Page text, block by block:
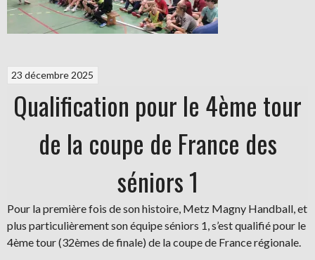
23 décembre 2025
Qualification pour le 4ème tour
de la coupe de France des
séniors 1
Pour la première fois de son histoire, Metz Magny Handball, et
plus particulièrement son équipe séniors 1, s’est qualifié pour le
4ème tour (32èmes de finale) de la coupe de France régionale.